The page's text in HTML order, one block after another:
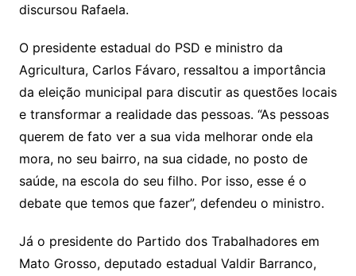
discursou Rafaela.
O presidente estadual do PSD e ministro da
Agricultura, Carlos Fávaro, ressaltou a importância
da eleição municipal para discutir as questões locais
e transformar a realidade das pessoas. “As pessoas
querem de fato ver a sua vida melhorar onde ela
mora, no seu bairro, na sua cidade, no posto de
saúde, na escola do seu filho. Por isso, esse é o
debate que temos que fazer”, defendeu o ministro.
Já o presidente do Partido dos Trabalhadores em
Mato Grosso, deputado estadual Valdir Barranco,